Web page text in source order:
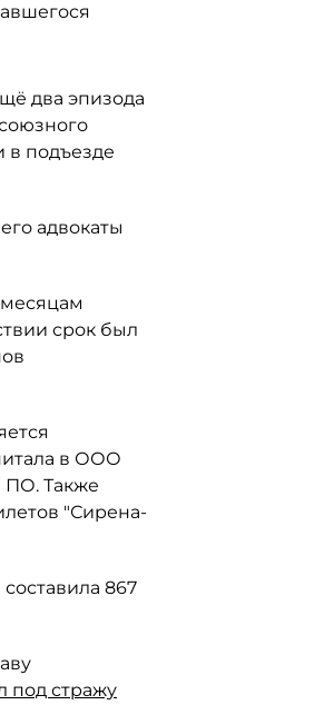
два эпизода
в подъезде
адвокаты
срок был
в ООО
ПО. Также
"Сирена-
867
под стражу